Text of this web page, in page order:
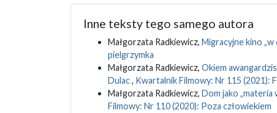
Inne teksty tego samego autora
Małgorzata Radkiewicz, Migracyjne kino „w
pielgrzymka
Małgorzata Radkiewicz, Okiem
Dulac, Kwartalnik Filmowy: Nr 115 (2021):
Małgorzata Radkiewicz, Dom jako
Filmowy: Nr 110 (2020): Poza człowiekiem